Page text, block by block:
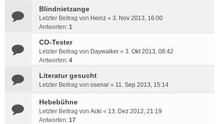
Blindnietzange
Letzter Beitrag von Heinz « 3. Nov 2013, 16:00
Antworten: 1
CO-Tester
Letzter Beitrag von Daywalker « 3. Okt 2013, 08:42
Antworten: 4
Literatur gesucht
Letzter Beitrag von osenar « 11. Sep 2013, 15:14
Hebebühne
Letzter Beitrag von Acki « 13. Dez 2012, 21:19
Antworten: 17